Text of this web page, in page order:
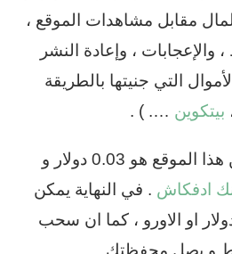
مقابل مشاهدات الموقع ،
والإعجابات ، وإعادة النشر
التي جنيتها بالطريقة
بيتكوين …. ) .
الحد الادنى لسحب من هذا الموقع هو 0.03 دولار و
ادفكاش . في النهاية يمكن
او الاورو ، كما ان سحب